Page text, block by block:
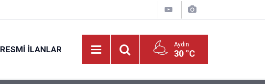
RESMI İLANLAR Aydın
30 °C